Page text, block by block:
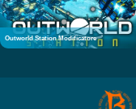
Outworld Station Modificatore